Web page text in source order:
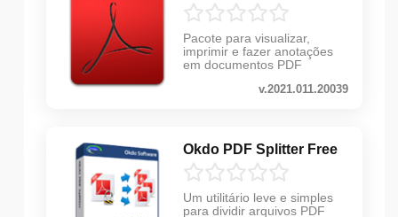
Pacote para visualizar,
imprimir e fazer anotações
em documentos PDF
v.2021.011.20039
Okdo PDF Splitter Free
Um utilitário leve e simples
para dividir arquivos PDF